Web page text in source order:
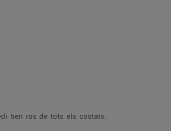
ben ros de tots els costats.